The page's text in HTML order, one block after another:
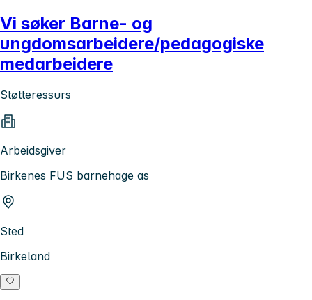
Vi søker Barne- og
ungdomsarbeidere/pedagogiske
medarbeidere
Støtteressurs
Arbeidsgiver
Birkenes FUS barnehage as
Sted
Birkeland